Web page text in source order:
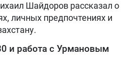
Шайдоров рассказал о
личных предпочтениях и
и работа с Урмановым